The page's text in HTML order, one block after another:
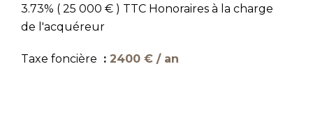
3.73% ( 25 000 € ) TTC Honoraires à la charge
de l'acquéreur
Taxe foncière 2400 € / an